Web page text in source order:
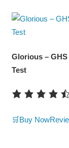
Glorious –
Test
🛒Buy Now